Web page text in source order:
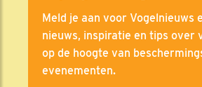
Meld je aan voor Vogelnieuws
nieuws, inspiratie en tips over
op de hoogte van
evenementen.